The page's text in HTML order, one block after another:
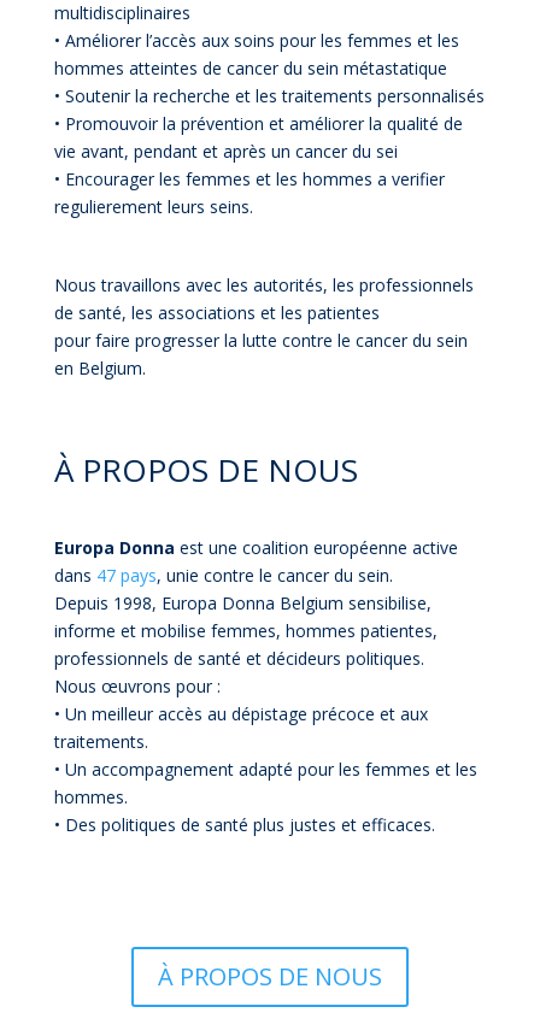
multidisciplinaires
• Améliorer l’accès aux soins pour les femmes et les
hommes atteintes de cancer du sein métastatique
• Soutenir la recherche et les traitements personnalisés
• Promouvoir la prévention et améliorer la qualité de
vie avant, pendant et après un cancer du sei
• Encourager les femmes et les hommes a verifier
regulierement leurs seins.
Nous travaillons avec les autorités, les professionnels
de santé, les associations et les patientes
pour faire progresser la lutte contre le cancer du sein
en Belgium.
À PROPOS DE NOUS
Europa Donna est une coalition européenne active
dans 47 pays, unie contre le cancer du sein.
Depuis 1998, Europa Donna Belgium sensibilise,
informe et mobilise femmes, hommes patientes,
professionnels de santé et décideurs politiques.
Nous œuvrons pour :
• Un meilleur accès au dépistage précoce et aux
traitements.
• Un accompagnement adapté pour les femmes et les
hommes.
• Des politiques de santé plus justes et efficaces.
À PROPOS DE NOUS